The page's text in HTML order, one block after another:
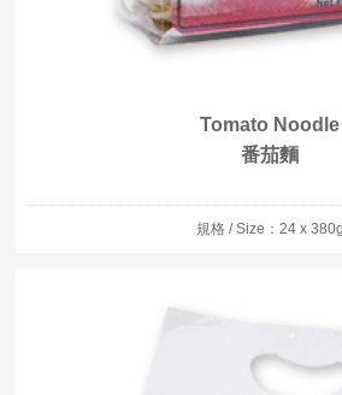
Tomato Noodle
番茄麵
規格 / Size：24 x 380g